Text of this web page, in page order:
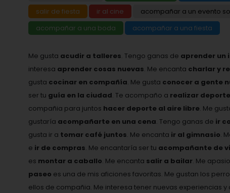
salir de fiesta
ir al cine
acompañar a un evento
acompañar a una boda
acompañar a una fiesta
Me gusta acudir a talleres. Tengo ganas de aprender un
interesa aprender cosas nuevas. Me encanta charlar y
gusta cocinar en compañía. Me gusta conocer a gente
ser tu guía en la ciudad. Te acompaño a realizar
compañia para juntos hacer deporte al aire libre. Me
gustaría acompañarte en una cena. Tengo ganas de ir
gusta ir a tomar café juntos. Me encanta ir al gimnasio.
e ir de compras. Me encantaría ser tu acompañante de
es montar a caballo. Me encanta salir a bailar. Me
paseo es una de mis aficiones favoritas. Me gustan los
ellos de compañia. Me interesa tener nuevas experiencias